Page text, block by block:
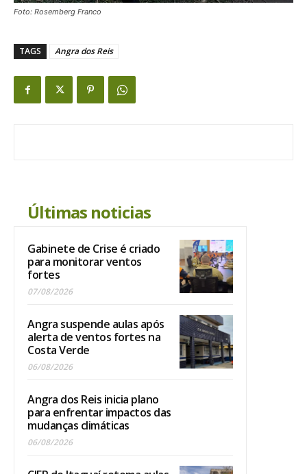
Foto: Rosemberg Franco
TAGS Angra dos Reis
Últimas noticias
Gabinete de Crise é criado
para monitorar ventos
fortes
07/08/2026
Angra suspende aulas após
alerta de ventos fortes na
Costa Verde
06/08/2026
Angra dos Reis inicia plano
para enfrentar impactos das
mudanças climáticas
06/08/2026